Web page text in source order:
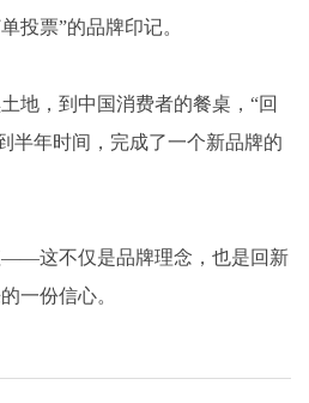
投票”的品牌印记。
地，到中国消费者的餐桌，“回
半年时间，完成了一个新品牌的
——这不仅是品牌理念，也是回新
一份信心。